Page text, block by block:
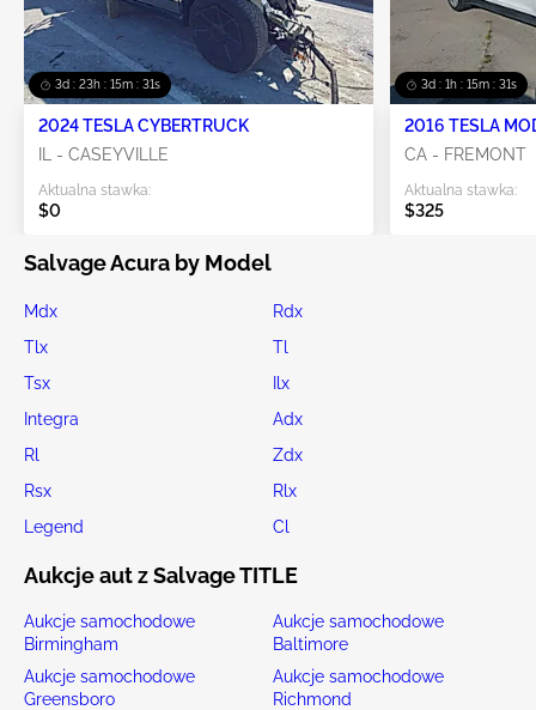
3d : 23h : 15m : 30s
2024 TESLA CYBERTRUCK
IL - CASEYVILLE
Aktualna stawka:
$0
3d : 1h : 15m : 30s
2016 TESLA
CA - FREMONT
Aktualna stawka:
$325
Salvage Acura by Model
Mdx
Rdx
Tlx
Tl
Tsx
Ilx
Integra
Adx
Rl
Zdx
Rsx
Rlx
Legend
Cl
Aukcje aut z Salvage TITLE
Aukcje samochodowe
Birmingham
Aukcje samochodowe
Baltimore
Aukcje samochodowe
Greensboro
Aukcje samochodowe
Richmond